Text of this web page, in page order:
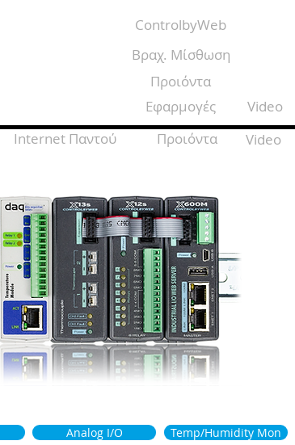
Εφαρμογές Video
Βραχ. Μίσθωση
ControlbyWeb
Προιόντα
Internet Παντού Προιόντα Video
Analog I/O Temp/Humidity Mon